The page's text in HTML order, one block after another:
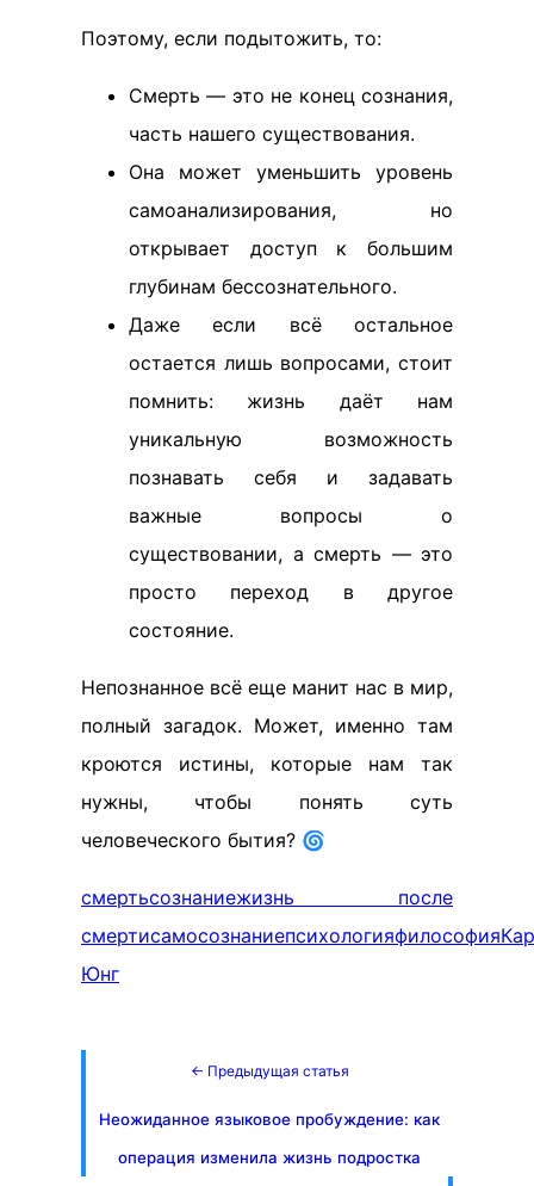
Поэтому, если подытожить, то:
Смерть — это не конец сознания,
часть нашего существования.
Она может уменьшить уровень
самоанализирования, но
открывает доступ к большим
глубинам бессознательного.
Даже если всё остальное
остается лишь вопросами, стоит
помнить: жизнь даёт нам
уникальную возможность
познавать себя и задавать
важные вопросы о
существовании, а смерть — это
просто переход в другое
состояние.
Непознанное всё еще манит нас в мир,
полный загадок. Может, именно там
кроются истины, которые нам так
нужны, чтобы понять суть
человеческого бытия? 🌀
смертьсознаниежизнь после
смертисамосознаниепсихологияфилософия
Юнг
← Предыдущая статья
Неожиданное языковое пробуждение: как
операция изменила жизнь подростка